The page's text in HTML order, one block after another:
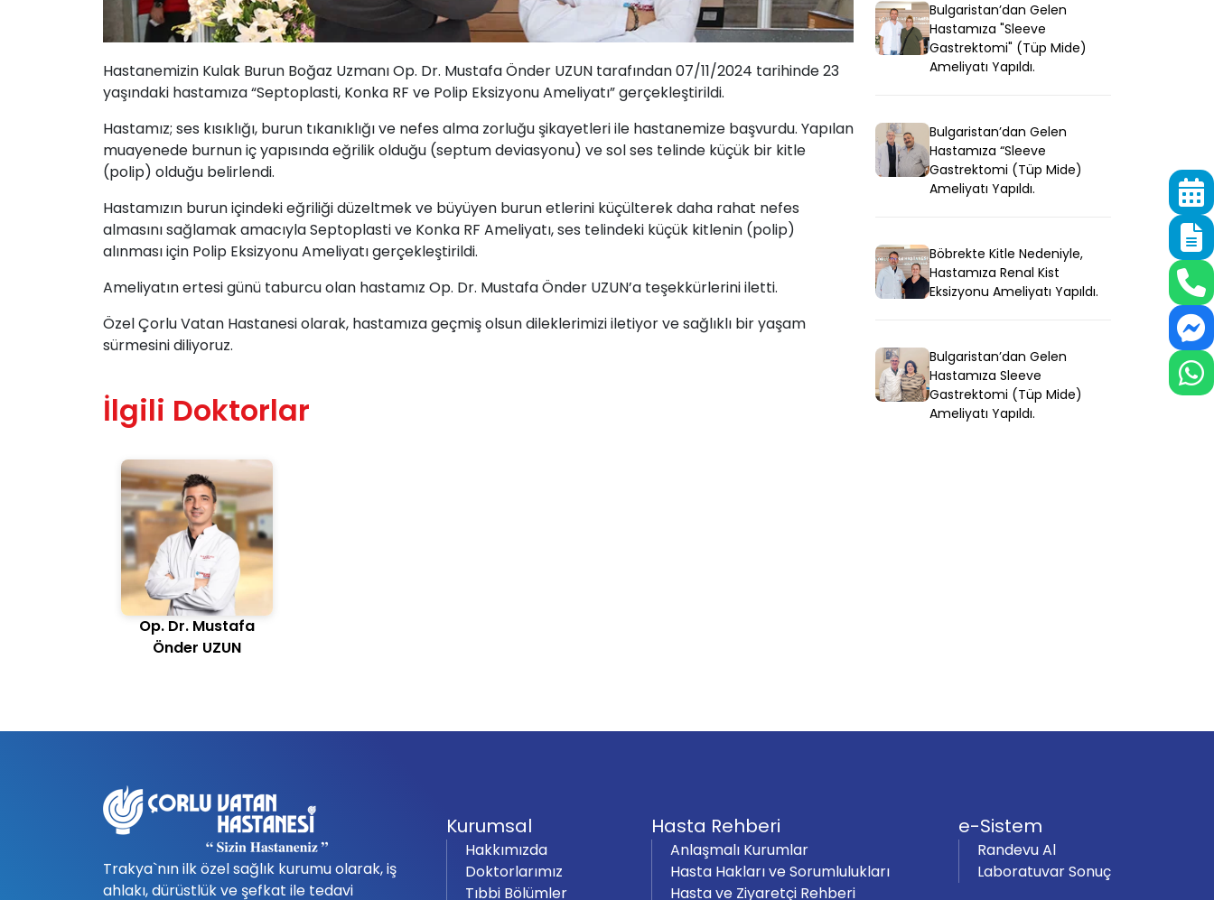
Hastanemizin Kulak Burun Boğaz Uzmanı Op. Dr. Mustafa Önder UZUN tarafından 07/11/2024 tarihinde 23
yaşındaki hastamıza “Septoplasti, Konka RF ve Polip Eksizyonu Ameliyatı” gerçekleştirildi.
Hastamız; ses kısıklığı, burun tıkanıklığı ve nefes alma zorluğu şikayetleri ile hastanemize başvurdu. Yapılan
muayenede burnun iç yapısında eğrilik olduğu (septum deviasyonu) ve sol ses telinde küçük bir kitle
(polip) olduğu belirlendi.
Hastamızın burun içindeki eğriliği düzeltmek ve büyüyen burun etlerini küçülterek daha rahat nefes
almasını sağlamak amacıyla Septoplasti ve Konka RF Ameliyatı, ses telindeki küçük kitlenin (polip)
alınması için Polip Eksizyonu Ameliyatı gerçekleştirildi.
Ameliyatın ertesi günü taburcu olan hastamız Op. Dr. Mustafa Önder UZUN’a teşekkürlerini iletti.
Özel Çorlu Vatan Hastanesi olarak, hastamıza geçmiş olsun dileklerimizi iletiyor ve sağlıklı bir yaşam
sürmesini diliyoruz.
İlgili Doktorlar
Op. Dr. Mustafa
Önder UZUN
Bulgaristan’dan Gelen
Hastamıza "Sleeve
Gastrektomi" (Tüp Mide)
Ameliyatı Yapıldı.
Bulgaristan’dan Gelen
Hastamıza “Sleeve
Gastrektomi (Tüp Mide)
Ameliyatı Yapıldı.
Böbrekte Kitle Nedeniyle,
Hastamıza Renal Kist
Eksizyonu Ameliyatı Yapıldı.
Bulgaristan’dan Gelen
Hastamıza Sleeve
Gastrektomi (Tüp Mide)
Ameliyatı Yapıldı.
Trakya`nın ilk özel sağlık kurumu olarak, iş
ahlakı, dürüstlük ve şefkat ile tedavi
Kurumsal
Hakkımızda
Doktorlarımız
Tıbbi Bölümler
Hasta Rehberi
Anlaşmalı Kurumlar
Hasta Hakları ve Sorumlulukları
Hasta ve Ziyaretçi Rehberi
e-Sistem
Randevu Al
Laboratuvar Sonuç